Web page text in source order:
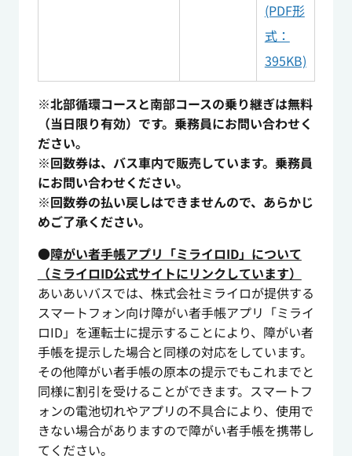
(PDF形
式：
395KB)
※北部循環コースと南部コースの乗り継ぎは無料
（当日限り有効）です。乗務員にお問い合わせく
ださい。
※回数券は、バス車内で販売しています。乗務員
にお問い合わせください。
※回数券の払い戻しはできませんので、あらかじ
めご了承ください。
●障がい者手帳アプリ「ミライロID」について
（ミライロID公式サイトにリンクしています）
あいあいバスでは、株式会社ミライロが提供する
スマートフォン向け障がい者手帳アプリ「ミライ
ロID」を運転士に提示することにより、障がい者
手帳を提示した場合と同様の対応をしています。
その他障がい者手帳の原本の提示でもこれまでと
同様に割引を受けることができます。スマートフ
ォンの電池切れやアプリの不具合により、使用で
きない場合がありますので障がい者手帳を携帯し
てください。